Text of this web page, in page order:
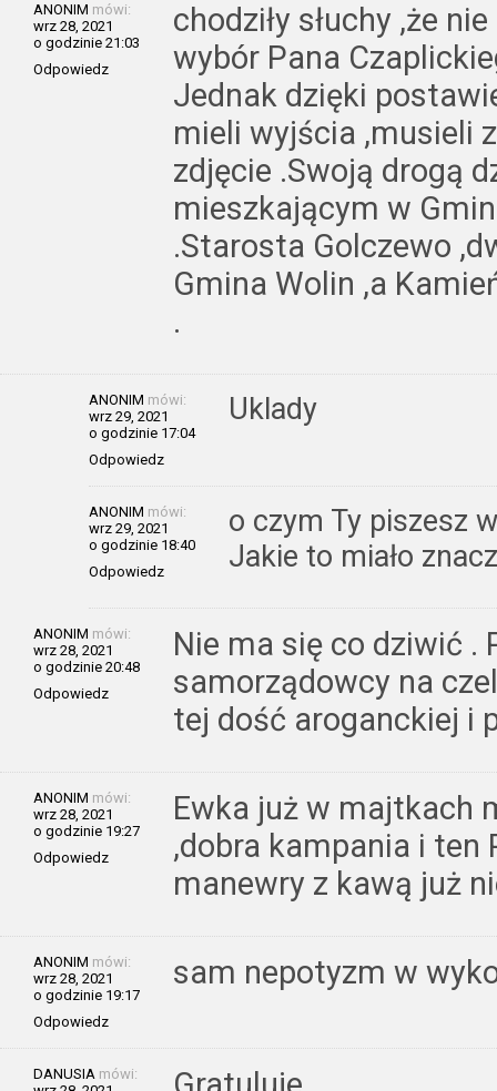
ANONIM mówi:
wrz 28, 2021
o godzinie 21:03
Odpowiedz
chodziły słuchy ,że
wybór Pana
Jednak dzięki
mieli wyjścia ,musieli
zdjęcie .Swoją drogą
mieszkającym w
.Starosta Golczewo
Gmina Wolin ,a
.
ANONIM mówi:
wrz 29, 2021
o godzinie 17:04
Odpowiedz
Uklady
ANONIM mówi:
wrz 29, 2021
o godzinie 18:40
Odpowiedz
o czym Ty piszesz
Jakie to miało
ANONIM mówi:
wrz 28, 2021
o godzinie 20:48
Odpowiedz
Nie ma się co dziwić .
samorządowcy na
tej dość aroganckiej i
ANONIM mówi:
wrz 28, 2021
o godzinie 19:27
Odpowiedz
Ewka już w majtkach
,dobra kampania i ten
manewry z kawą już
ANONIM mówi:
wrz 28, 2021
o godzinie 19:17
Odpowiedz
sam nepotyzm w
DANUSIA mówi: